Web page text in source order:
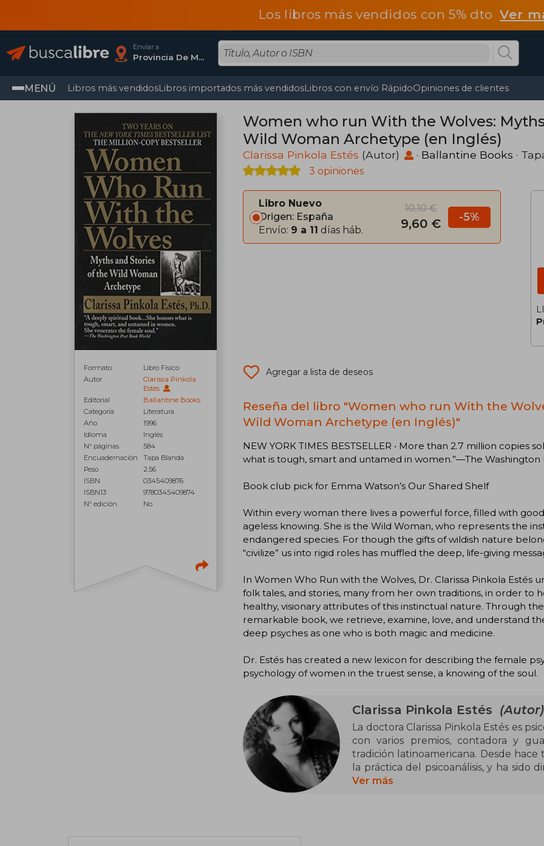
Los libros más vendidos con 5% dtoVer
Enviar a
Provincia De Madrid
MENÚ Libros más vendidosLibros importados más vendidosLibros con envío RápidoOpiniones de clientes
Formato
Libro Físico
Autor
Clarissa Pinkola
Estés
Editorial
Ballantine Books
Categoría
Literatura
Año
1996
Idioma
Inglés
N° páginas
584
Encuadernación
Tapa Blanda
Peso
2.56
ISBN
0345409876
ISBN13
9780345409874
N° edición
No
Women who run With the Wolves:
Wild Woman Archetype (en Inglés)
Clarissa Pinkola Estés (Autor) · Ballantine Books ·
3 opiniones
Libro Nuevo
Origen: España
Envío: 9 a 11 días háb.
10,10 €
9,60 € -5%
Agregar a lista de deseos
Reseña del libro "Women who run With the
Wild Woman Archetype (en Inglés)"
NEW YORK TIMES BESTSELLER • More than 2.7 million copies
what is tough, smart and untamed in women.”—The Washington
Book club pick for Emma Watson’s Our Shared Shelf
Within every woman there lives a powerful force, filled with
ageless knowing. She is the Wild Woman, who represents the
endangered species. For though the gifts of wildish nature
“civilize” us into rigid roles has muffled the deep, life-giving
In Women Who Run with the Wolves, Dr. Clarissa Pinkola Estés
folk tales, and stories, many from her own traditions, in order
healthy, visionary attributes of this instinctual nature. Through
remarkable book, we retrieve, examine, love, and understand
deep psyches as one who is both magic and medicine.
Dr. Estés has created a new lexicon for describing the female
psychology of women in the truest sense, a knowing of the soul.
Clarissa Pinkola Estés (Autor)
La doctora Clarissa Pinkola Estés es
con varios premios, contadora y
tradición latinoamericana. Desde hace
la práctica del psicoanálisis, y ha sido
for Education and Research en
Ver más